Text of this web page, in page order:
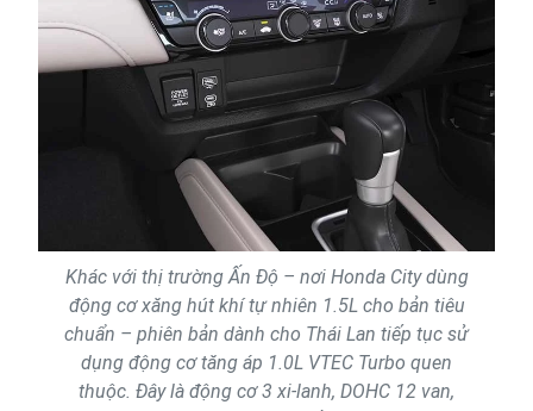
Khác với thị trường Ấn Độ – nơi Honda City dùng
động cơ xăng hút khí tự nhiên 1.5L cho bản tiêu
chuẩn – phiên bản dành cho Thái Lan tiếp tục sử
dụng động cơ tăng áp 1.0L VTEC Turbo quen
thuộc. Đây là động cơ 3 xi-lanh, DOHC 12 van,